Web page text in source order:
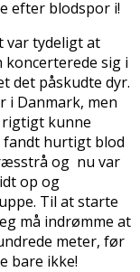
efter blodspor i!
var tydeligt at
koncerterede sig i
det påskudte dyr.
i Danmark, men
rigtigt kunne
fandt hurtigt blod
og nu var
op og
Til at starte
må indrømme at
meter, før
bare ikke!